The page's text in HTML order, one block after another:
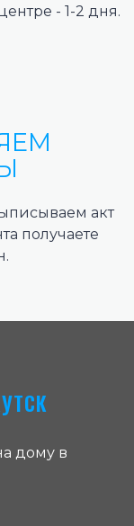
- 1-2 дня.
акт
получаете
дому в